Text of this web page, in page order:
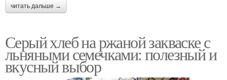
читать дальше →
Серый хлеб на ржаной закваске с
льняными семечками: полезный и
вкусный выбор